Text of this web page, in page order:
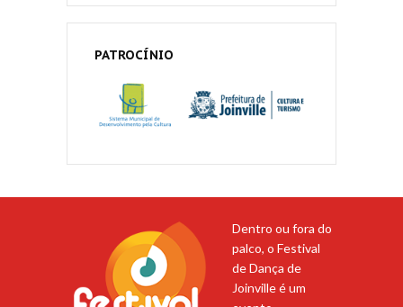
PATROCÍNIO
Dentro ou fora do
palco, o Festival
de Dança de
Joinville é um